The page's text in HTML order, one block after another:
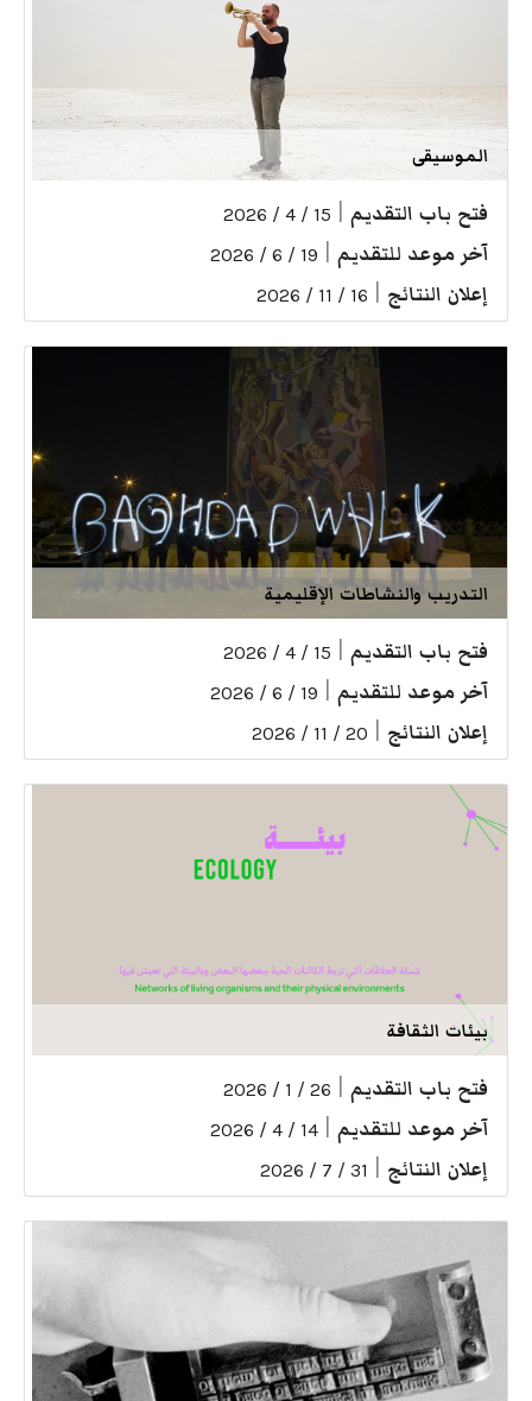
الموسيقى
فتح باب التقديم 15 / 4 / 2026
آخر موعد للتقديم 19 / 6 / 2026
إعلان النتائج 16 / 11 / 2026
التدريب والنشاطات الإقليمية
فتح باب التقديم 15 / 4 / 2026
آخر موعد للتقديم 19 / 6 / 2026
إعلان النتائج 20 / 11 / 2026
بيئات الثقافة
فتح باب التقديم 26 / 1 / 2026
آخر موعد للتقديم 14 / 4 / 2026
إعلان النتائج 31 / 7 / 2026